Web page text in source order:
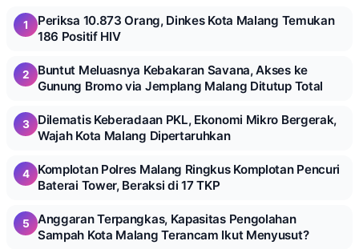
1
Periksa 10.873 Orang, Dinkes Kota Malang Temukan
186 Positif HIV
2
Buntut Meluasnya Kebakaran Savana, Akses ke
Gunung Bromo via Jemplang Malang Ditutup Total
3
Dilematis Keberadaan PKL, Ekonomi Mikro Bergerak,
Wajah Kota Malang Dipertaruhkan
4
Komplotan Polres Malang Ringkus Komplotan Pencuri
Baterai Tower, Beraksi di 17 TKP
5
Anggaran Terpangkas, Kapasitas Pengolahan
Sampah Kota Malang Terancam Ikut Menyusut?